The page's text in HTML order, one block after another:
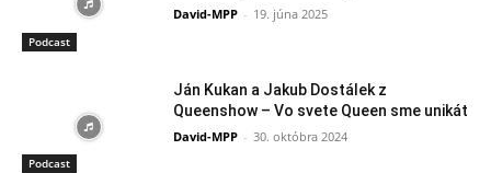
Podcast
David-MPP - 19. júna 2025
Podcast
Ján Kukan a Jakub Dostálek z
Queenshow – Vo svete Queen sme unikát
David-MPP - 30. októbra 2024